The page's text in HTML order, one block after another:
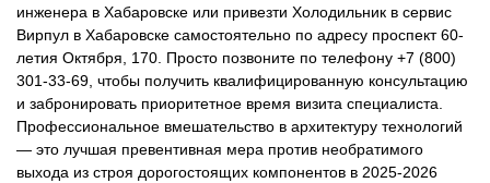
инженера в Хабаровске или привезти Холодильник в сервис
Вирпул в Хабаровске самостоятельно по адресу проспект 60-
летия Октября, 170. Просто позвоните по телефону +7 (800)
301-33-69, чтобы получить квалифицированную консультацию
и забронировать приоритетное время визита специалиста.
Профессиональное вмешательство в архитектуру технологий
— это лучшая превентивная мера против необратимого
выхода из строя дорогостоящих компонентов в 2025-2026